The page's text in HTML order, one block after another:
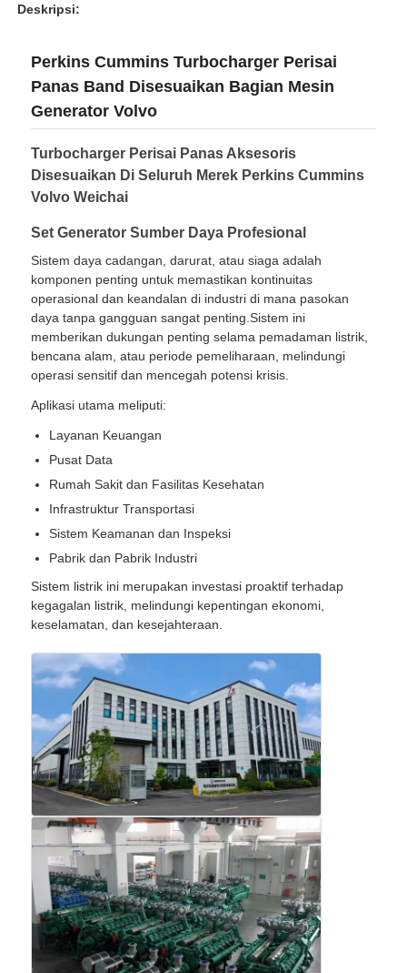
Rumah
Produk
Tentang kita
Wisata pabrik
Kontrol kualitas
Hubungi kami
Semua Kasus
genset diesel senyap
Perangkat Genset Diesel
set generator bensin
Deskripsi:
Perkins Cummins Turbocharger Perisai
Panas Band Disesuaikan Bagian Mesin
Generator Volvo
Turbocharger Perisai Panas Aksesoris
Disesuaikan Di Seluruh Merek Perkins Cummins
Volvo Weichai
Set Generator Sumber Daya Profesional
Sistem daya cadangan, darurat, atau siaga adalah
komponen penting untuk memastikan kontinuitas
operasional dan keandalan di industri di mana pasokan
daya tanpa gangguan sangat penting.Sistem ini
memberikan dukungan penting selama pemadaman listrik,
bencana alam, atau periode pemeliharaan, melindungi
operasi sensitif dan mencegah potensi krisis.
Aplikasi utama meliputi:
Layanan Keuangan
Pusat Data
Rumah Sakit dan Fasilitas Kesehatan
Infrastruktur Transportasi
Sistem Keamanan dan Inspeksi
Pabrik dan Pabrik Industri
Sistem listrik ini merupakan investasi proaktif terhadap
kegagalan listrik, melindungi kepentingan ekonomi,
keselamatan, dan kesejahteraan.